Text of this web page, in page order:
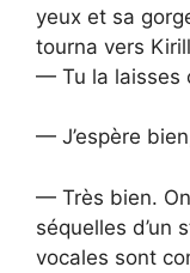
yeux et sa
tourna vers
— Tu la laisses
— J’espère
— Très bien.
séquelles d’un
vocales sont